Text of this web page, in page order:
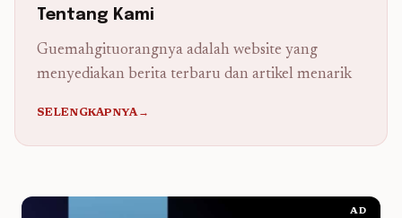
Tentang Kami
Guemahgituorangnya adalah website yang
menyediakan berita terbaru dan artikel menarik
SELENGKAPNYA→
AD